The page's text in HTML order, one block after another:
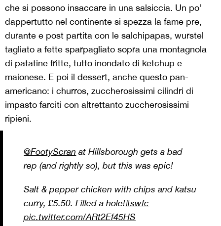
che si possono insaccare in una salsiccia. Un po’
dappertutto nel continente si spezza la fame pre,
durante e post partita con le salchipapas, wurstel
tagliato a fette sparpagliato sopra una montagnola
di patatine fritte, tutto inondato di ketchup e
maionese. E poi il dessert, anche questo pan-
americano: i churros, zuccherosissimi cilindri di
impasto farciti con altrettanto zuccherosissimi
ripieni.
@FootyScran at Hillsborough gets a bad
rep (and rightly so), but this was epic!
Salt & pepper chicken with chips and katsu
curry, £5.50. Filled a hole!#swfc
pic.twitter.com/ARt2Ef45HS